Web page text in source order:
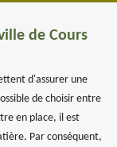
de Cours
d'assurer une
de choisir entre
en place, il est
Par conséquent,